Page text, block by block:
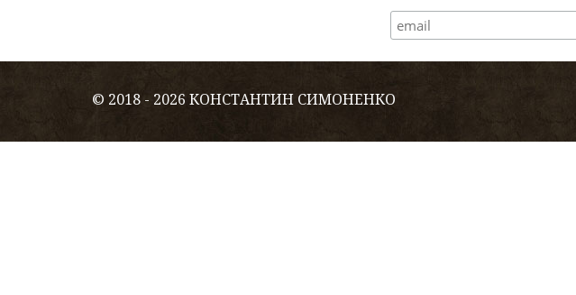
© 2018 - 2026 КОНСТАНТИН СИМОНЕНКО